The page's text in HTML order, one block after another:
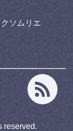
ソムリエ
reserved.